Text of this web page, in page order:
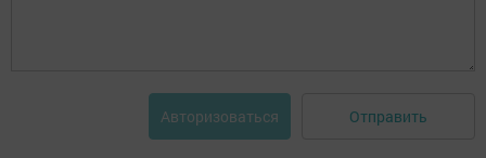
Авторизоваться Отправить